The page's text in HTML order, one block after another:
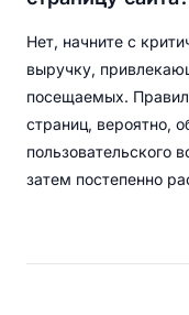
Нет, начните с
выручку,
посещаемых.
страниц, вероятно,
пользовательского
затем постепенно